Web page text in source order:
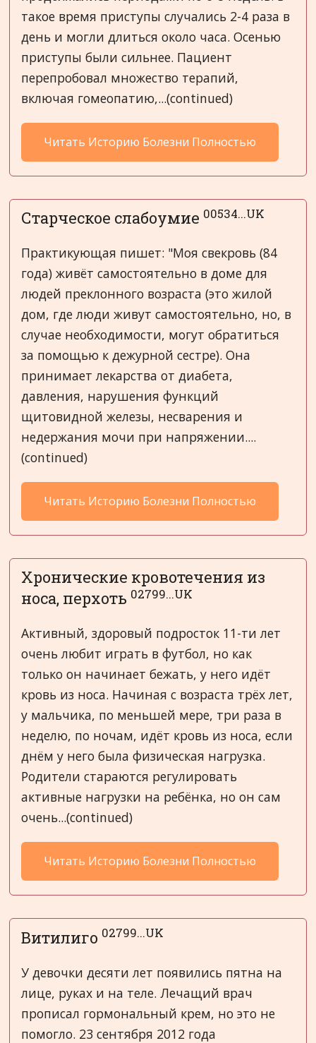
такое время приступы случались 2-4 раза в
день и могли длиться около часа. Осенью
приступы были сильнее. Пациент
перепробовал множество терапий,
включая гомеопатию,...(continued)
Читать Историю Болезни Полностью
Старческое слабоумие 00534...UK
Практикующая пишет: "Моя свекровь (84
года) живёт самостоятельно в доме для
людей преклонного возраста (это жилой
дом, где люди живут самостоятельно, но, в
случае необходимости, могут обратиться
за помощью к дежурной сестре). Она
принимает лекарства от диабета,
давления, нарушения функций
щитовидной железы, несварения и
недержания мочи при напряжении....
(continued)
Читать Историю Болезни Полностью
Хронические кровотечения из
носа, перхоть 02799...UK
Активный, здоровый подросток 11-ти лет
очень любит играть в футбол, но как
только он начинает бежать, у него идёт
кровь из носа. Начиная с возраста трёх лет,
у мальчика, по меньшей мере, три раза в
неделю, по ночам, идёт кровь из носа, если
днём у него была физическая нагрузка.
Родители стараются регулировать
активные нагрузки на ребёнка, но он сам
очень...(continued)
Читать Историю Болезни Полностью
Витилиго 02799...UK
У девочки десяти лет появились пятна на
лице, руках и на теле. Лечащий врач
прописал гормональный крем, но это не
помогло. 23 сентября 2012 года